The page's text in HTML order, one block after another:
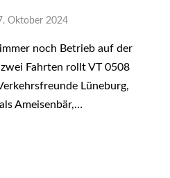
Oktober 2024
noch Betrieb auf der
Fahrten rollt VT 0508
Lüneburg,
Ameisenbär,…